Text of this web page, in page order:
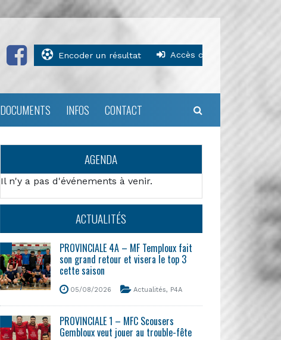
Encoder un résultat Accès clubs
DOCUMENTS INFOS CONTACT
AGENDA
Il n'y a pas d'événements à venir.
ACTUALITÉS
PROVINCIALE 4A – MF Temploux fait
son grand retour et visera le top 3
cette saison
05/08/2026 Actualités, P4A
PROVINCIALE 1 – MFC Scousers
Gembloux veut jouer au trouble-fête